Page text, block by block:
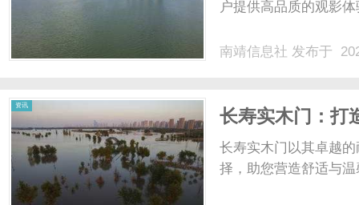
户提供高品质的观影
南靖信息社 发布于
资讯
长寿实木门：打
长寿实木门以其卓越
择，助您营造舒适与